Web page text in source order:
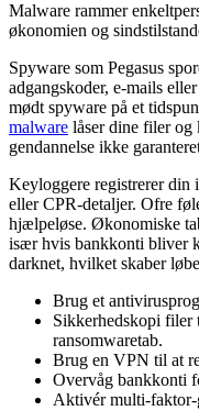
Malware rammer
økonomien og
Spyware som Pegasus
adgangskoder, e-mails
mødt spyware på et
malware låser dine filer
gendannelse ikke
Keyloggere registrerer
eller CPR-detaljer. Ofre
hjælpeløse. Økonomiske
især hvis bankkonti bliver
darknet, hvilket skaber
Brug et
Sikkerhedskopi filer
ransomwaretab.
Brug en VPN til at
Overvåg bankkonti
Aktivér multi-faktor-